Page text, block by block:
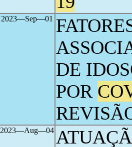
2023―Sep―01
DE
POR
2023―Aug―04